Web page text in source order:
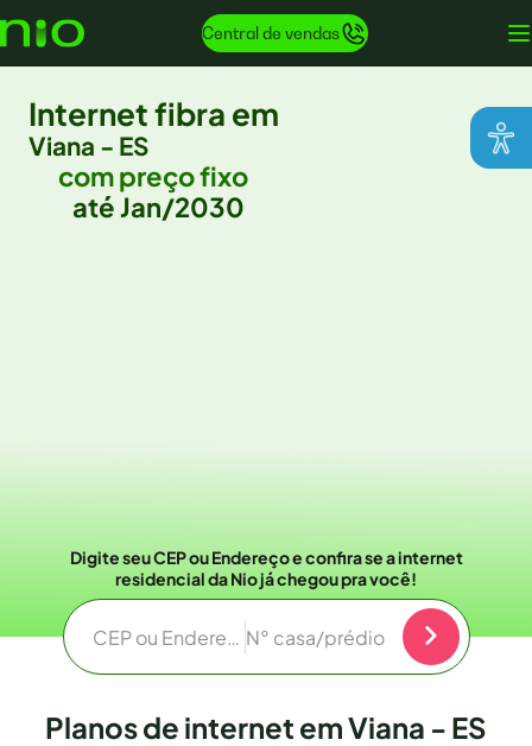
Central de vendas
Internet fibra em
Viana - ES
com preço fixo
até Jan/2030
Digite seu CEP ou Endereço e confira se a internet
residencial da Nio já chegou pra você!
CEP ou EndereçoN° casa/prédio
Planos de internet em Viana - ES